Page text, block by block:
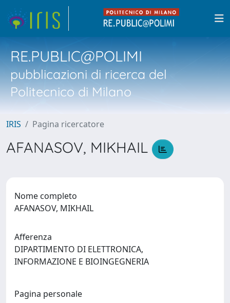
RE.PUBLIC@POLIMI
pubblicazioni di ricerca del
Politecnico di Milano
IRIS Pagina ricercatore
AFANASOV, MIKHAIL
Nome completo
AFANASOV, MIKHAIL
Afferenza
DIPARTIMENTO DI ELETTRONICA,
INFORMAZIONE E BIOINGEGNERIA
Pagina personale